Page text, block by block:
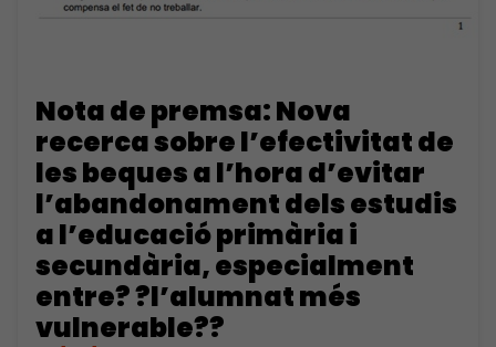
Nota de premsa: Nova
recerca sobre l’efectivitat de
les beques a l’hora d’evitar
l’abandonament dels estudis
a l’educació primària i
secundària, especialment
entre? ?l’alumnat més
vulnerable??